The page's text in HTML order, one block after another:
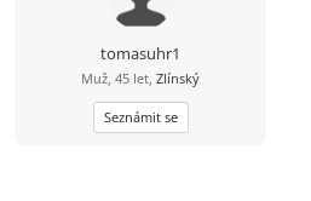
tomasuhr1
Muž, 45 let, Zlínský
Seznámit se